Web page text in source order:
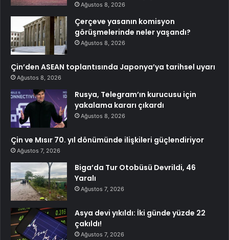
Ağustos 8, 2026
Çerçeve yasanın komisyon
görüşmelerinde neler yaşandı?
Ağustos 8, 2026
Çin’den ASEAN toplantısında Japonya’ya tarihsel uyarı
Ağustos 8, 2026
Rusya, Telegram’ın kurucusu için
yakalama kararı çıkardı
Ağustos 8, 2026
Çin ve Mısır 70. yıl dönümünde ilişkileri güçlendiriyor
Ağustos 7, 2026
Biga’da Tur Otobüsü Devrildi, 46
Yaralı
Ağustos 7, 2026
Asya devi yıkıldı: İki günde yüzde 22
çakıldı!
Ağustos 7, 2026